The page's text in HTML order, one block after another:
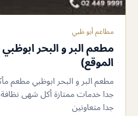
مطاعم أبو ظبي
مطعم البر و البحر
الموقع)
مطعم البر و البحر ابوظبي مطعم
جدا خدمات ممتازة أكل شهى نظافة
جدا متعاونين